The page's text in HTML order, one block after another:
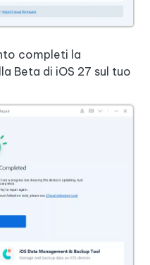
completi la
Beta di iOS 27 sul tuo